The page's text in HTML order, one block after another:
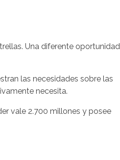
Una diferente oportunidad
las necesidades sobre las
necesita.
vale 2.700 millones y posee